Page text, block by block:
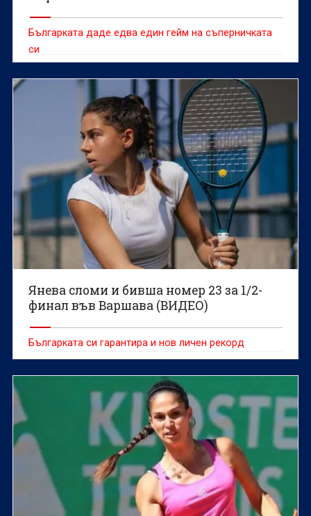
Българката даде едва един гейм на съперничката
си
Янева сломи и бивша номер 23 за 1/2-
финал във Варшава (ВИДЕО)
Българката си гарантира и нов личен рекорд